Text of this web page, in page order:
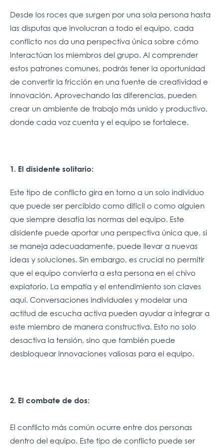
Desde los roces que surgen por una sola persona hasta
las disputas que involucran a todo el equipo, cada
conflicto nos da una perspectiva única sobre cómo
interactúan los miembros del grupo. Al comprender
estos patrones comunes, podrás tener la oportunidad
de convertir la fricción en una fuente de creatividad e
innovación. Aprovechando las diferencias, pueden
crear un ambiente de trabajo más unido y productivo,
donde cada voz cuenta y el equipo se fortalece.
1. El disidente solitario:
Este tipo de conflicto gira en torno a un solo individuo
que puede ser percibido como difícil o como alguien
que siempre desafía las normas del equipo. Este
disidente puede aportar una perspectiva única que, si
se maneja adecuadamente, puede llevar a nuevas
ideas y soluciones. Sin embargo, es crucial no permitir
que el equipo convierta a esta persona en el chivo
expiatorio. La empatía y el entendimiento son claves
aquí. Conversaciones individuales y modelar una
actitud de escucha activa pueden ayudar a integrar a
este miembro de manera constructiva. Esto no solo
desactiva la tensión, sino que también puede
desbloquear innovaciones valiosas para el equipo.
2. El combate de dos:
El conflicto más común ocurre entre dos personas
dentro del equipo. Este tipo de conflicto puede ser